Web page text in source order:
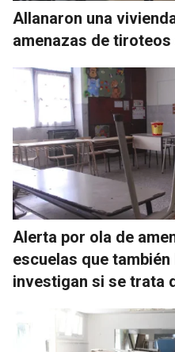
Allanaron una
amenazas de tiroteos
Alerta por ola de
escuelas que
investigan si se trata